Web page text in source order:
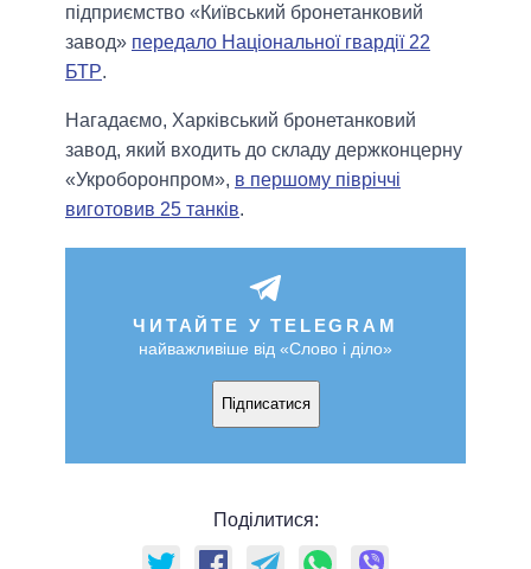
підприємство «Київський бронетанковий
завод» передало Національної гвардії 22
БТР.
Нагадаємо, Харківський бронетанковий
завод, який входить до складу держконцерну
«Укроборонпром», в першому півріччі
виготовив 25 танків.
ЧИТАЙТЕ У TELEGRAM
найважливіше від «Слово і діло»
Підписатися
Поділитися: